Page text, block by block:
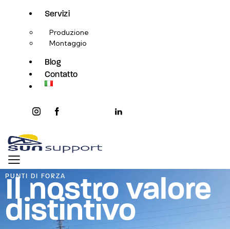
Servizi
Produzione
Montaggio
Blog
Contatto
instagramfacebook-
youtube2
linkedin
PUNTI DI FORZA
Il nostro valore
distintivo